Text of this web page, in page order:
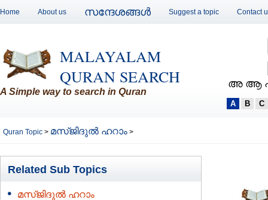
Home About us സന്ദേശങ്ങള്‍ Suggest a topic Contact
MALAYALAM
QURAN SEARCH
A Simple way to search in Quran
അ ആ
A B C
Quran Topic > മസ്ജിദുല്‍ ഹറാം >
Related Sub Topics
മസ്ജിദുല്‍ ഹറാം